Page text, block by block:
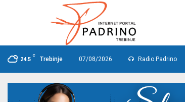
24.5
C
Trebinje 07/08/2026 Radio Padrino